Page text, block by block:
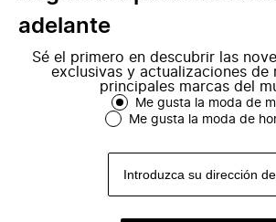
adelante
Sé el primero en descubrir las
exclusivas y actualizaciones de
principales marcas del
Me gusta la moda de
Me gusta la moda de